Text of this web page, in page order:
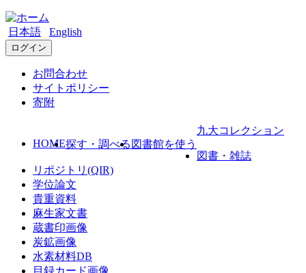
日本語 English
ログイン
お問合わせ
サイトポリシー
寄附
HOME探す・調べる 図書館を使う
九大コレクション
図書・雑誌
リポジトリ(QIR)
学位論文
貴重資料
麻生家文書
蔵書印画像
炭鉱画像
水素材料DB
目録カード画像